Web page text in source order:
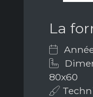
La
80x60